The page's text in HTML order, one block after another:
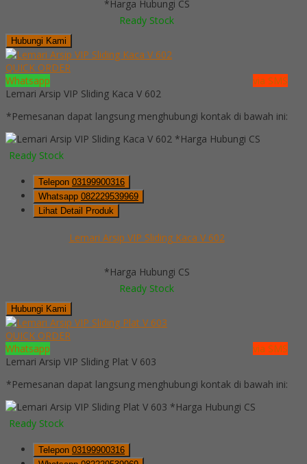
*Harga Hubungi CS
Ready Stock
Hubungi Kami
QUICK ORDER
Whatsapp
via SMS
Lemari Arsip VIP Sliding Kaca V 602
*Pemesanan dapat langsung menghubungi kontak di bawah ini:
*Harga Hubungi CS
Ready Stock
Telepon 03199900316
Whatsapp 082229539969
Lihat Detail Produk
Lemari Arsip VIP Sliding Kaca V 602
*Harga Hubungi CS
Ready Stock
Hubungi Kami
QUICK ORDER
Whatsapp
via SMS
Lemari Arsip VIP Sliding Plat V 603
*Pemesanan dapat langsung menghubungi kontak di bawah ini:
*Harga Hubungi CS
Ready Stock
Telepon 03199900316